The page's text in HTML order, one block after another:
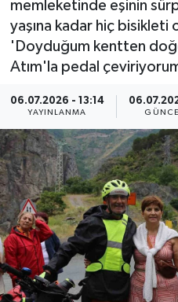
memleketinde eşinin
yaşına kadar hiç bisikleti
'Doyduğum kentten
Atım'la pedal
06.07.2026 - 13:14
YAYINLANMA